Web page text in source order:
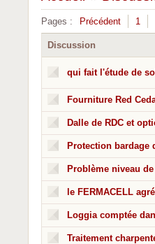
Pages : Précédent 1
Discussion
qui fait l'étude de
Fourniture Red
Dalle de RDC et
Protection bardage
Problème niveau
le FERMACELL
Loggia comptée
Traitement